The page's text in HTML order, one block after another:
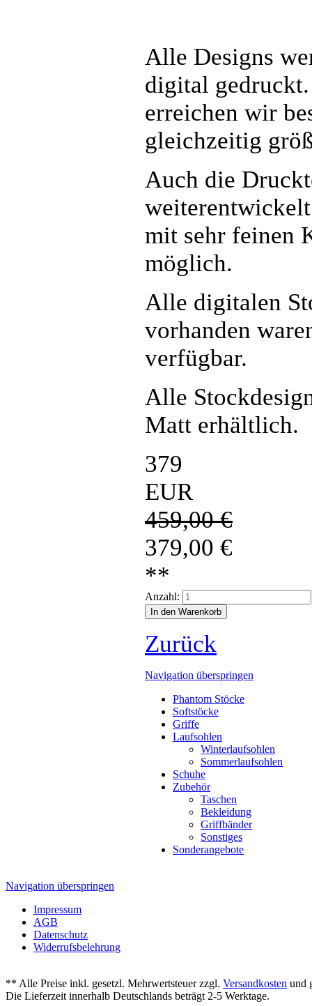
Alle Designs
digital
erreichen wir
gleichzeitig
Auch die
mit sehr feinen
möglich.
Alle digitalen
vorhanden
verfügbar.
Alle
Matt erhältlich.
379
EUR
459,00€
379,00 €
**
Anzahl:
Zurück
Navigation überspringen
Phantom Stöcke
Softstöcke
Griffe
Laufsohlen
Winterlaufsohlen
Sommerlaufsohlen
Schuhe
Zubehör
Taschen
Bekleidung
Griffbänder
Sonstiges
Sonderangebote
Navigation überspringen
Impressum
AGB
Datenschutz
Widerrufsbelehrung
** Alle Preise inkl. gesetzl. Mehrwertsteuer zzgl. Versandkosten und
Die Lieferzeit innerhalb Deutschlands beträgt 2-5 Werktage.